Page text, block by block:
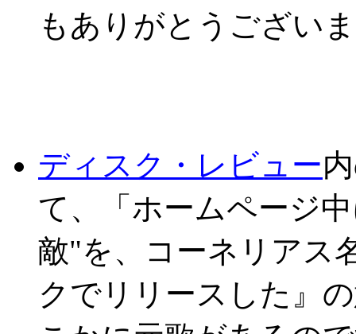
もありがとうござい
ディスク・レビュー
て、「ホームページ
敵"を、コーネリアス
クでリリースした』